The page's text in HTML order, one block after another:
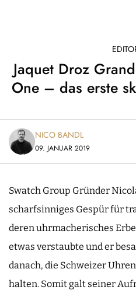
Jaquet Droz
One – das erste
NICO BANDL
09. JANUAR 2019
Swatch Group Gründer
scharfsinniges Gespür für
deren uhrmacherisches
etwas verstaubte und er
danach, die Schweizer
halten. Somit galt seiner